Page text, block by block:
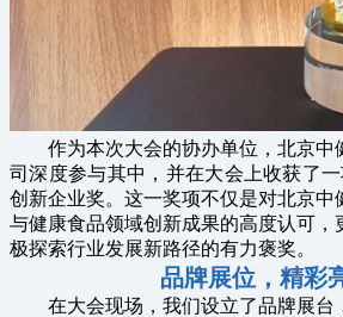
作为本次大会的协办单位，北京中
司深度参与其中，并在大会上收获了
创新企业奖。这一奖项不仅是对北京中
与健康食品领域创新成果的高度认可，
极探索行业发展新路径的有力褒奖。
品牌展位，精彩
在大会现场，我们设立了品牌展台